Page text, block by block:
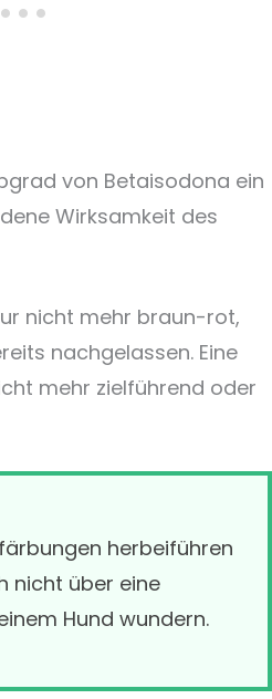
von Betaisodona ein
Wirksamkeit des
nicht mehr braun-rot,
nachgelassen. Eine
mehr zielführend oder
herbeiführen
nicht über eine
Hund wundern.